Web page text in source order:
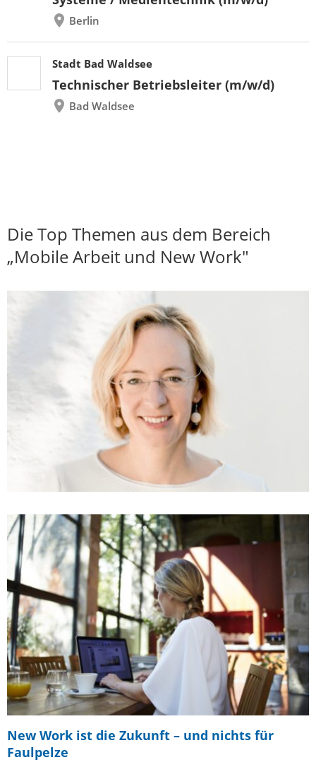
Berlin
Stadt Bad Waldsee
Technischer Betriebsleiter (m/w/d)
Bad Waldsee
Die Top Themen aus dem Bereich
„Mobile Arbeit und New Work"
New Work ist die Zukunft – und nichts für
Faulpelze